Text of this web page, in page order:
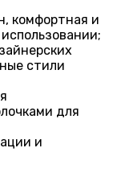
комфортная и
стили
для
и